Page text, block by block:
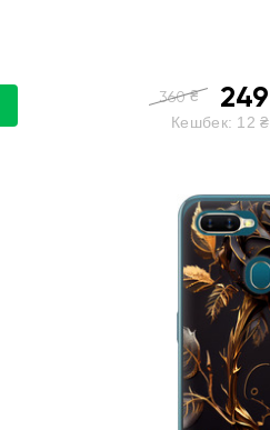
360 ₴ 249
Кешбек: 12 ₴